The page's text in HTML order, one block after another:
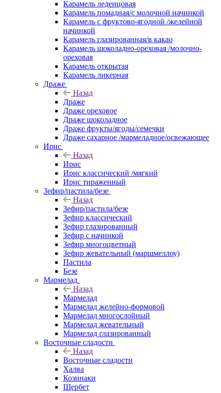
Карамель леденцовая
Карамель помадная/с молочной начинкой
Карамель с фруктово-ягодной /желейной
начинкой
Карамель глазированная/в какао
Карамель шоколадно-ореховая /молочно-
ореховая
Карамель открытая
Карамель ликерная
Драже
Назад
Драже
Драже ореховое
Драже шоколадное
Драже фрукты/ягоды/семечки
Драже сахарное /мармеладное/освежающее
Ирис
Назад
Ирис
Ирис классический /мягкий
Ирис тираженный
Зефир/пастила/безе
Назад
Зефир/пастила/безе
Зефир классический
Зефир глазированный
Зефир с начинкой
Зефир многоцветный
Зефир жевательный (маршмеллоу)
Пастила
Безе
Мармелад
Назад
Мармелад
Мармелад желейно-формовой
Мармелад многослойный
Мармелад жевательный
Мармелад глазированный
Восточные сладости
Назад
Восточные сладости
Халва
Козинаки
Щербет